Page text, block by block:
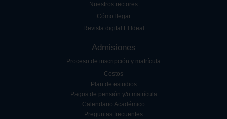
Nuestros rectores
Cómo llegar
Revista digital El Ideal
Admisiones
Proceso de inscripción y matrícula
Costos
Plan de estudios
Pagos de pensión y/o matrícula
Calendario Académico
Preguntas frecuentes